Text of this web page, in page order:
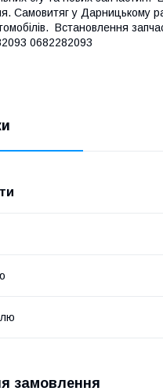
Самовитяг у Дарницькому
Встановлення
0682282093
замовлення